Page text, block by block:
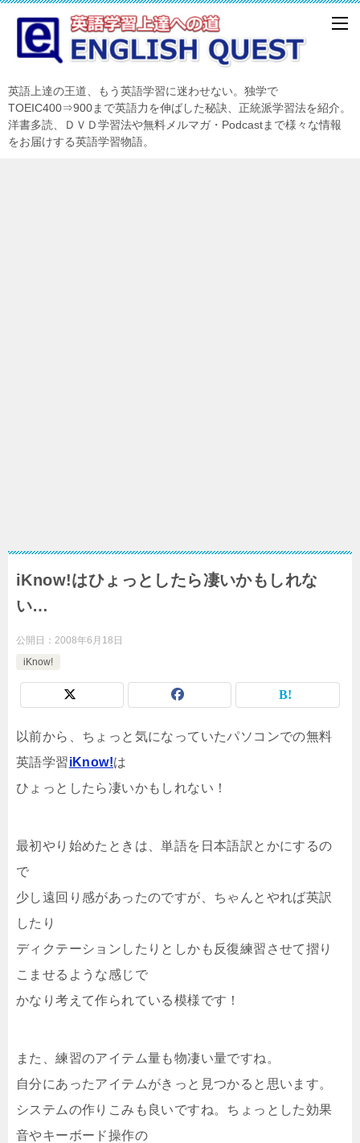
英語上達の王道、もう英語学習に迷わせない。独学で
TOEIC400⇒900まで英語力を伸ばした秘訣、正統派学習法を紹介。
洋書多読、ＤＶＤ学習法や無料メルマガ・Podcastまで様々な情報
をお届けする英語学習物語。
iKnow!はひょっとしたら凄いかもしれな
い…
公開日： 2008年6月18日
iKnow!
以前から、ちょっと気になっていたパソコンでの無料
英語学習iKnow!は
ひょっとしたら凄いかもしれない！
最初やり始めたときは、単語を日本語訳とかにするの
で
少し遠回り感があったのですが、ちゃんとやれば英訳
したり
ディクテーションしたりとしかも反復練習させて摺り
こませるような感じで
かなり考えて作られている模様です！
また、練習のアイテム量も物凄い量ですね。
自分にあったアイテムがきっと見つかると思います。
システムの作りこみも良いですね。ちょっとした効果
音やキーボード操作の